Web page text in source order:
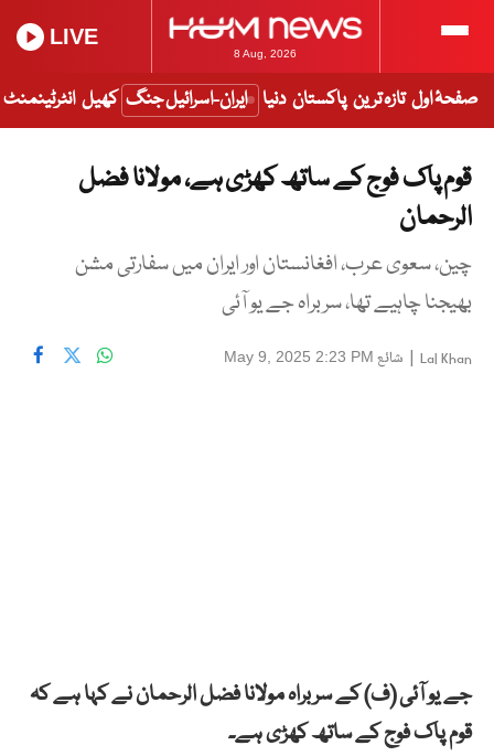
8 Aug, 2026
LIVE
صفحۂ اول تازہ ترین پاکستان دنیا ایران-اسرائیل جنگ کھیل انٹرٹینمنٹ
قوم پاک فوج کے ساتھ کھڑی ہے، مولانا فضل
الرحمان
چین، سعوی عرب، افغانستان اور ایران میں سفارتی مشن
بھیجنا چاہیے تھا، سربراہ جے یو آئی
Lal Khan
| شائع May 9, 2025 2:23 PM
جے یو آئی (ف) کے سربراہ مولانا فضل الرحمان نے کہا ہے کہ
قوم پاک فوج کے ساتھ کھڑی ہے۔